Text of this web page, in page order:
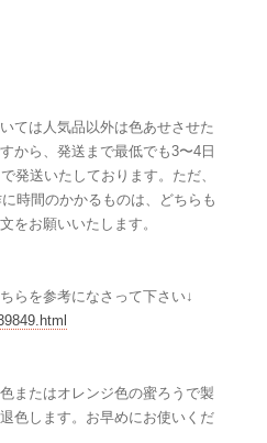
ては人気品以外は色あせさせた
から、発送まで最低でも3〜4日
発送いたしております。ただ、
時間のかかるものは、どちらも
をお願いいたします。
らを参考になさって下さい↓
またはオレンジ色の蜜ろうで製
色します。お早めにお使いくだ